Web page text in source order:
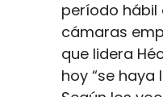
período hábil
cámaras
que lidera
hoy “se